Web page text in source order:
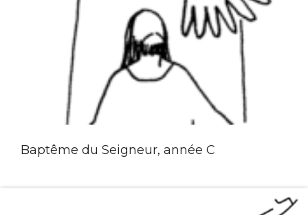
Baptême du Seigneur, année C